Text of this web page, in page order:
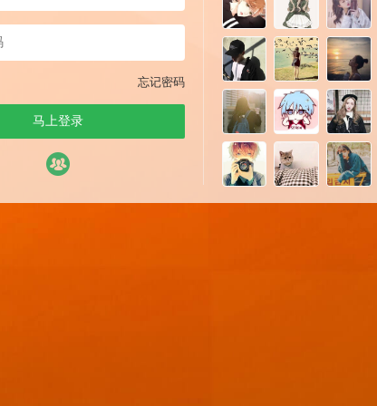
忘记密码
马上登录